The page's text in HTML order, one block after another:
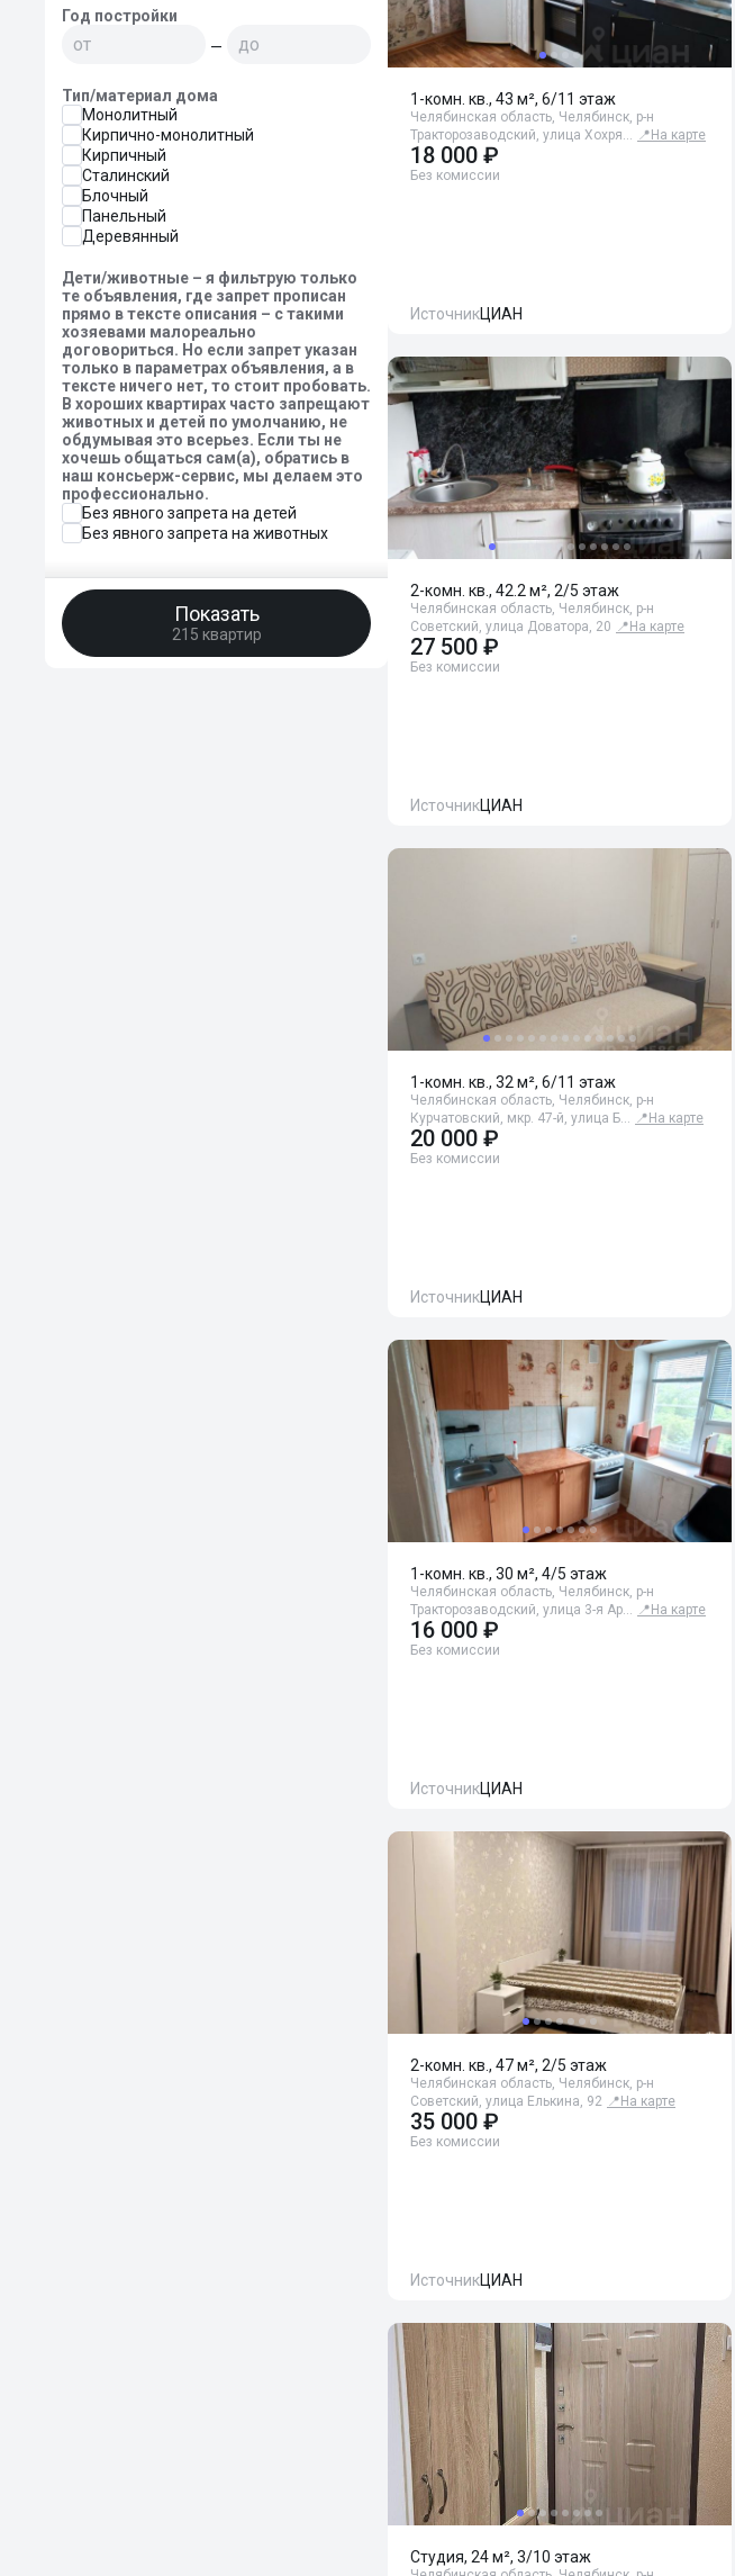
Год постройки
—
Тип/материал дома
Монолитный
Кирпично-монолитный
Кирпичный
Сталинский
Блочный
Панельный
Деревянный
Дети/животные – я фильтрую только
те объявления, где запрет прописан
прямо в тексте описания – с такими
хозяевами малореально
договориться. Но если запрет указан
только в параметрах объявления, а в
тексте ничего нет, то стоит пробовать.
В хороших квартирах часто запрещают
животных и детей по умолчанию, не
обдумывая это всерьез. Если ты не
хочешь общаться сам(а), обратись в
наш консьерж-сервис, мы делаем это
профессионально.
Без явного запрета на детей
Без явного запрета на животных
Показать
215 квартир
1-комн. кв., 43 м², 6/11 этаж
Челябинская область, Челябинск, р-н
Тракторозаводский, улица Хохря… 📍 На карте
18 000 ₽
Без комиссии
ИсточникЦИАН
2-комн. кв., 42.2 м², 2/5 этаж
Челябинская область, Челябинск, р-н
Советский, улица Доватора, 20 📍 На карте
27 500 ₽
Без комиссии
ИсточникЦИАН
1-комн. кв., 32 м², 6/11 этаж
Челябинская область, Челябинск, р-н
Курчатовский, мкр. 47-й, улица Б… 📍 На карте
20 000 ₽
Без комиссии
ИсточникЦИАН
1-комн. кв., 30 м², 4/5 этаж
Челябинская область, Челябинск, р-н
Тракторозаводский, улица 3-я Ар… 📍 На карте
16 000 ₽
Без комиссии
ИсточникЦИАН
2-комн. кв., 47 м², 2/5 этаж
Челябинская область, Челябинск, р-н
Советский, улица Елькина, 92 📍 На карте
35 000 ₽
Без комиссии
ИсточникЦИАН
Студия, 24 м², 3/10 этаж